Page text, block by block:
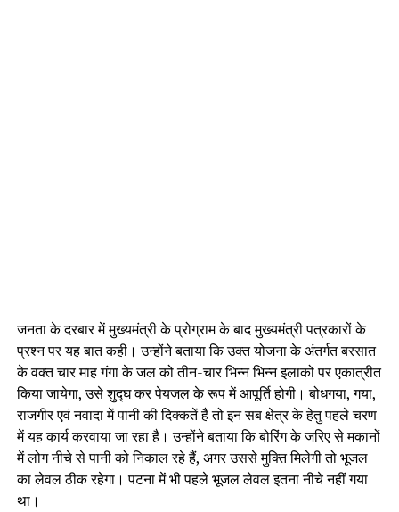
जनता के दरबार में मुख्यमंत्री के प्रोग्राम के बाद मुख्यमंत्री पत्रकारों के
प्रश्न पर यह बात कही। उन्होंने बताया कि उक्त योजना के अंतर्गत बरसात
के वक्त चार माह गंगा के जल को तीन-चार भिन्न भिन्न इलाको पर एकात्रीत
किया जायेगा, उसे शुद्घ कर पेयजल के रूप में आपूर्ति होगी। बोधगया, गया,
राजगीर एवं नवादा में पानी की दिक्कतें है तो इन सब क्षेत्र के हेतु पहले चरण
में यह कार्य करवाया जा रहा है। उन्होंने बताया कि बोरिंग के जरिए से मकानों
में लोग नीचे से पानी को निकाल रहे हैं, अगर उससे मुक्ति मिलेगी तो भूजल
का लेवल ठीक रहेगा। पटना में भी पहले भूजल लेवल इतना नीचे नहीं गया
था।